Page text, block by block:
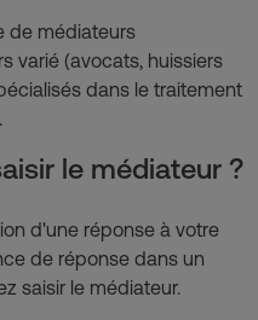
de médiateurs
varié (avocats, huissiers
dans le traitement
le médiateur ?
d'une réponse à votre
de réponse dans un
saisir le médiateur.